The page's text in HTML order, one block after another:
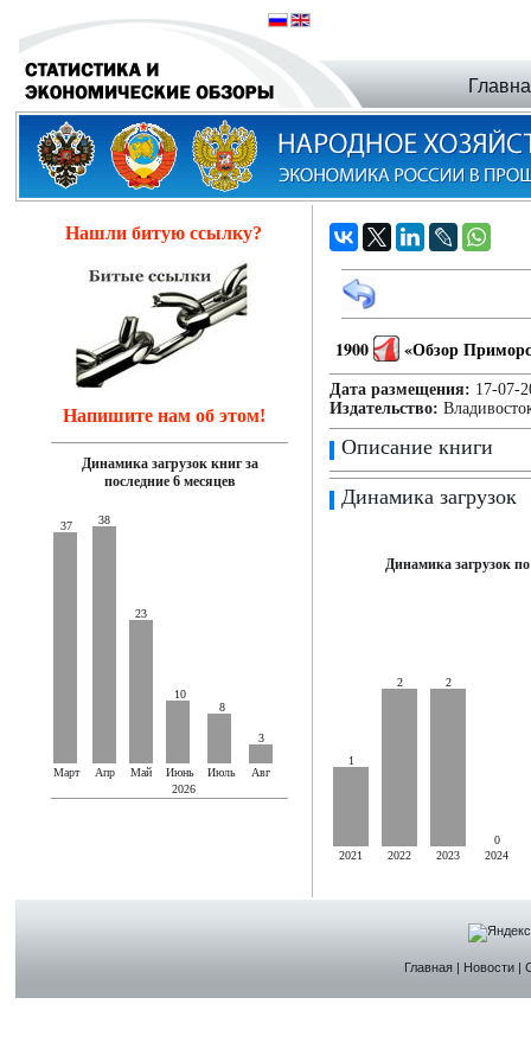
Нашли битую ссылку?
Напишите нам об этом!
Динамика загрузок книг за
последние 6 месяцев
37 38
23
10
8
3
Март Апр Май Июнь Июль
Авг
2026
1900 «Обзор
Дата размещения: 17-
Издательство:
Описание книги
Динамика загрузок
Динамика загрузок
1
2 2
0
2021
2022 2023 2024
Главная| Новости|